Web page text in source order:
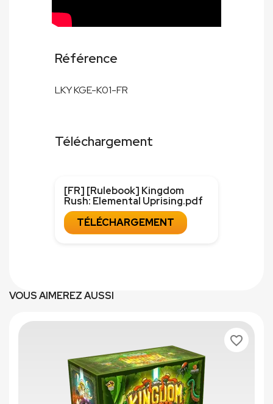
Référence
LKY KGE-K01-FR
Téléchargement
[FR] [Rulebook] Kingdom
Rush: Elemental Uprising.pdf
TÉLÉCHARGEMENT
VOUS AIMEREZ AUSSI
favorite_border